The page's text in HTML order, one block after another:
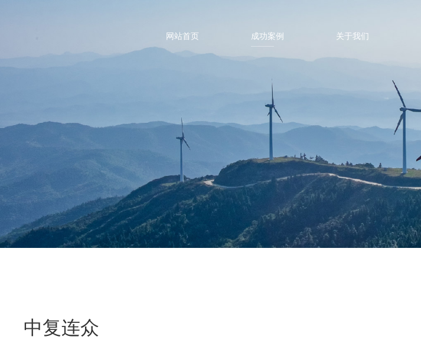
网站首页 成功案例 关于我们
中复连众